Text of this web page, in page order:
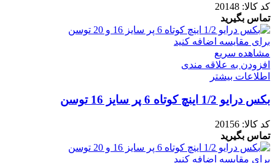
کد کالا: 20148
تماس بگیرید
برای مقایسه اضافه کنید
مشاهده سریع
افزودن به علاقه مندی
اطلاعات بیشتر
بکس درایو 1/2 اینچ کوتاه 6 پر سایز 16 توسن
کد کالا: 20156
تماس بگیرید
برای مقایسه اضافه کنید